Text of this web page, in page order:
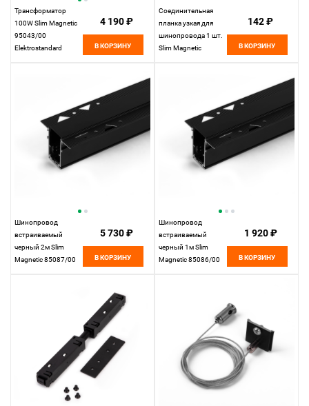
Трансформатор
100W Slim Magnetic
95043/00
Elektrostandard
4 190 ₽
В КОРЗИНУ
Соединительная
планка узкая для
шинопровода 1 шт.
Slim Magnetic
142 ₽
В КОРЗИНУ
Шинопровод
встраиваемый
черный 2м Slim
Magnetic 85087/00
5 730 ₽
В КОРЗИНУ
Шинопровод
встраиваемый
черный 1м Slim
Magnetic 85086/00
1 920 ₽
В КОРЗИНУ